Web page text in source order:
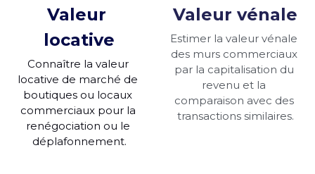
Valeur
locative
Connaître la valeur
locative de marché de
boutiques ou locaux
commerciaux pour la
renégociation ou le
déplafonnement.
Valeur vénale
Estimer la valeur vénale
des murs commerciaux
par la capitalisation du
revenu et la
comparaison avec des
transactions similaires.